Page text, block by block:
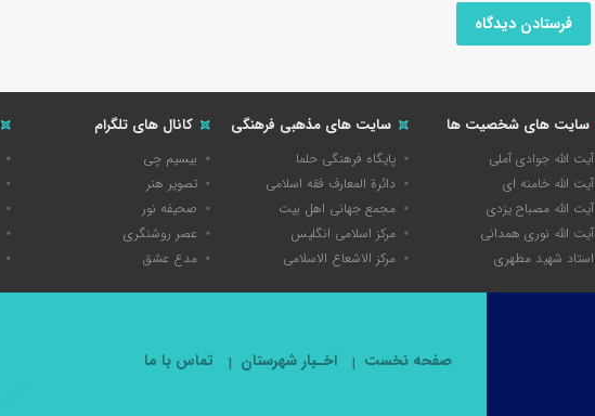
سایت های شخصیت ها
آیت الله جوادی آملی
آیت الله خامنه ای
آیت الله مصباح یزدی
آیت الله نوری همدانی
استاد شهید مطهری
سایت های مذهبی فرهنگی
پایگاه فرهنگی حلما
دائرة المعارف فقه اسلامی
مجمع جهانی اهل بیت
مرکز اسلامی انگلیس
مرکز الاشعاع الاسلامی
کانال های تلگرام
بیسیم چی
تصویر هنر
صحیفه نور
عصر روشنگری
مدع عشق
صفحه نخست اخـبار شهرستان تماس با ما